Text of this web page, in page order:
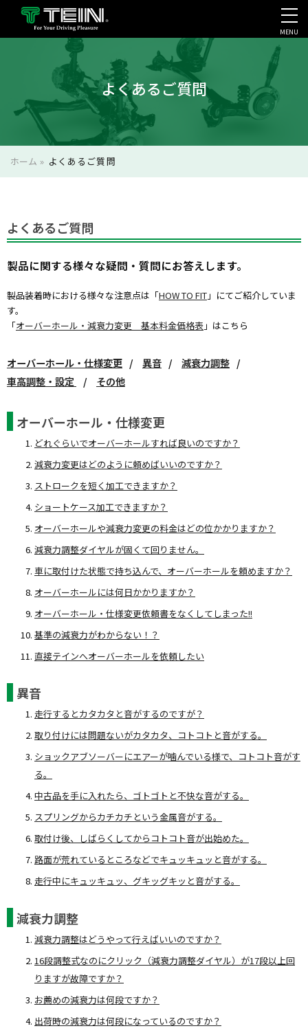
会社案内・採用・IR
MENU
よくあるご質問
ホーム » よくあるご質問
よくあるご質問
製品に関する様々な疑問・質問にお答えします。
製品装着時における様々な注意点は「HOW TO FIT 」にてご紹介していま
す。
「オーバーホール・減衰力変更 基本料金価格表 」はこちら
オーバーホール・仕様変更 異音
減衰力調整
車高調整・設定
その他
オーバーホール・仕様変更
どれぐらいでオーバーホールすれば良いのですか？
減衰力変更はどのように頼めばいいのですか？
ストロークを短く加工できますか？
ショートケース加工できますか？
オーバーホールや減衰力変更の料金はどの位かかりますか？
減衰力調整ダイヤルが固くて回りません。
車に取付けた状態で持ち込んで、オーバーホールを頼めますか？
オーバーホールには何日かかりますか？
オーバーホール・仕様変更依頼書をなくしてしまった!!
基準の減衰力がわからない！？
直接テインへオーバーホールを依頼したい
異音
走行するとカタカタと音がするのですが？
取り付けには問題ないがカタカタ、コトコトと音がする。
ショックアブソーバーにエアーが噛んでいる様で、コトコト音がす
る。
中古品を手に入れたら、ゴトゴトと不快な音がする。
スプリングからカチカチという金属音がする。
取付け後、しばらくしてからコトコト音が出始めた。
路面が荒れているところなどでキュッキュッと音がする。
走行中にキュッキュッ、グキッグキッと音がする。
減衰力調整
減衰力調整はどうやって行えばいいのですか？
16段調整式なのにクリック（減衰力調整ダイヤル）が17段以上回
りますが故障ですか？
お薦めの減衰力は何段ですか？
出荷時の減衰力は何段になっているのですか？